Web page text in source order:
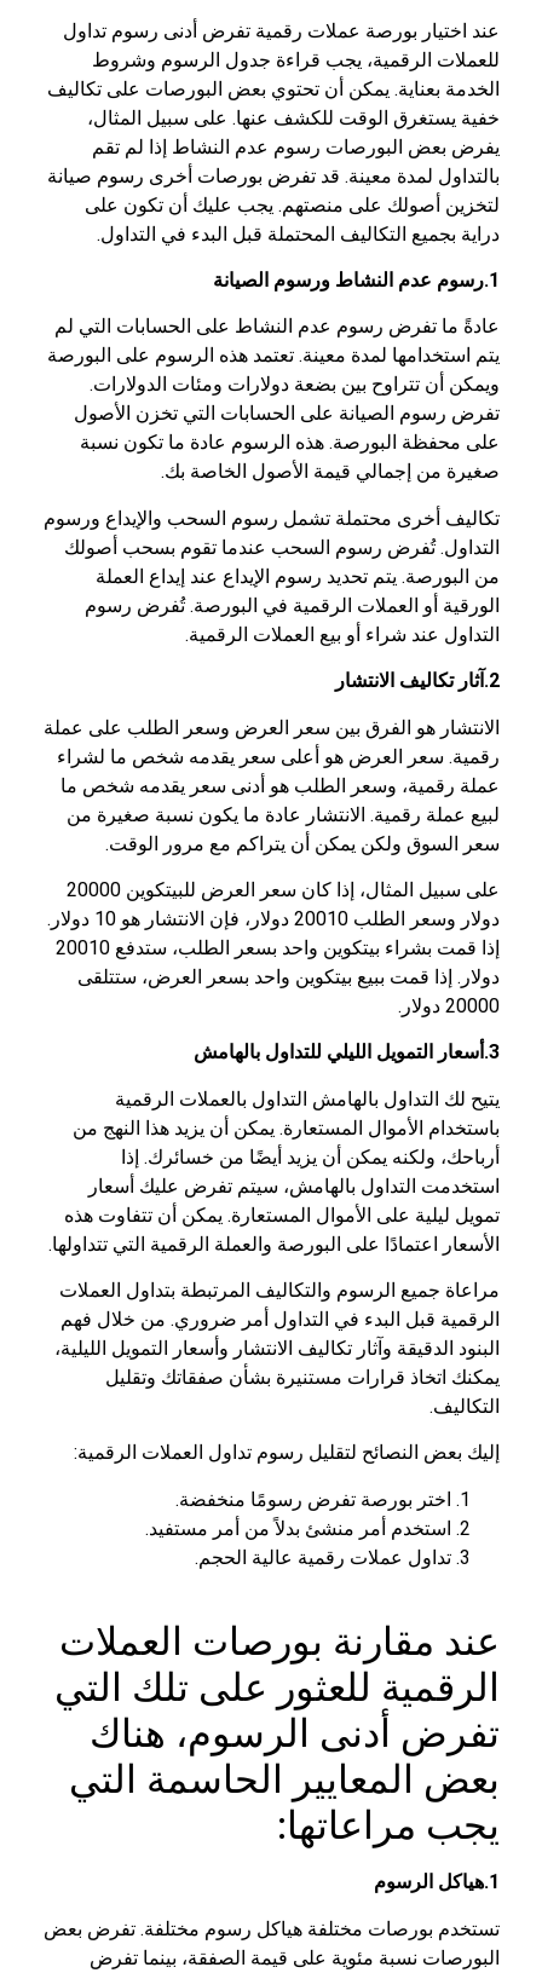
عند اختيار بورصة عملات رقمية تفرض أدنى رسوم تداول
للعملات الرقمية، يجب قراءة جدول الرسوم وشروط
الخدمة بعناية. يمكن أن تحتوي بعض البورصات على تكاليف
خفية يستغرق الوقت للكشف عنها. على سبيل المثال،
يفرض بعض البورصات رسوم عدم النشاط إذا لم تقم
بالتداول لمدة معينة. قد تفرض بورصات أخرى رسوم صيانة
لتخزين أصولك على منصتهم. يجب عليك أن تكون على
دراية بجميع التكاليف المحتملة قبل البدء في التداول.
1.رسوم عدم النشاط ورسوم الصيانة
عادةً ما تفرض رسوم عدم النشاط على الحسابات التي لم
يتم استخدامها لمدة معينة. تعتمد هذه الرسوم على البورصة
ويمكن أن تتراوح بين بضعة دولارات ومئات الدولارات.
تفرض رسوم الصيانة على الحسابات التي تخزن الأصول
على محفظة البورصة. هذه الرسوم عادة ما تكون نسبة
صغيرة من إجمالي قيمة الأصول الخاصة بك.
تكاليف أخرى محتملة تشمل رسوم السحب والإيداع ورسوم
التداول. تُفرض رسوم السحب عندما تقوم بسحب أصولك
من البورصة. يتم تحديد رسوم الإيداع عند إيداع العملة
الورقية أو العملات الرقمية في البورصة. تُفرض رسوم
التداول عند شراء أو بيع العملات الرقمية.
2.آثار تكاليف الانتشار
الانتشار هو الفرق بين سعر العرض وسعر الطلب على عملة
رقمية. سعر العرض هو أعلى سعر يقدمه شخص ما لشراء
عملة رقمية، وسعر الطلب هو أدنى سعر يقدمه شخص ما
لبيع عملة رقمية. الانتشار عادة ما يكون نسبة صغيرة من
سعر السوق ولكن يمكن أن يتراكم مع مرور الوقت.
على سبيل المثال، إذا كان سعر العرض للبيتكوين 20000
دولار وسعر الطلب 20010 دولار، فإن الانتشار هو 10 دولار.
إذا قمت بشراء بيتكوين واحد بسعر الطلب، ستدفع 20010
دولار. إذا قمت ببيع بيتكوين واحد بسعر العرض، ستتلقى
20000 دولار.
3.أسعار التمويل الليلي للتداول بالهامش
يتيح لك التداول بالهامش التداول بالعملات الرقمية
باستخدام الأموال المستعارة. يمكن أن يزيد هذا النهج من
أرباحك، ولكنه يمكن أن يزيد أيضًا من خسائرك. إذا
استخدمت التداول بالهامش، سيتم تفرض عليك أسعار
تمويل ليلية على الأموال المستعارة. يمكن أن تتفاوت هذه
الأسعار اعتمادًا على البورصة والعملة الرقمية التي تتداولها.
مراعاة جميع الرسوم والتكاليف المرتبطة بتداول العملات
الرقمية قبل البدء في التداول أمر ضروري. من خلال فهم
البنود الدقيقة وآثار تكاليف الانتشار وأسعار التمويل الليلية،
يمكنك اتخاذ قرارات مستنيرة بشأن صفقاتك وتقليل
التكاليف.
إليك بعض النصائح لتقليل رسوم تداول العملات الرقمية:
اختر بورصة تفرض رسومًا منخفضة.
استخدم أمر منشئ بدلاً من أمر مستفيد.
تداول عملات رقمية عالية الحجم.
عند مقارنة بورصات العملات
الرقمية للعثور على تلك التي
تفرض أدنى الرسوم، هناك
بعض المعايير الحاسمة التي
يجب مراعاتها:
1.هياكل الرسوم
تستخدم بورصات مختلفة هياكل رسوم مختلفة. تفرض بعض
البورصات نسبة مئوية على قيمة الصفقة، بينما تفرض